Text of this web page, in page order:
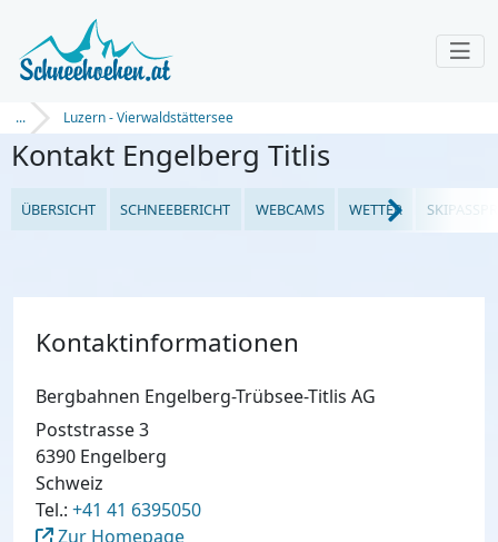
... Luzern - Vierwaldstättersee
Kontakt Engelberg Titlis
ÜBERSICHT SCHNEEBERICHT WEBCAMS WETTER
Kontaktinformationen
Bergbahnen Engelberg-Trübsee-Titlis AG
Poststrasse 3
6390 Engelberg
Schweiz
Tel.: +41 41 6395050
Zur Homepage